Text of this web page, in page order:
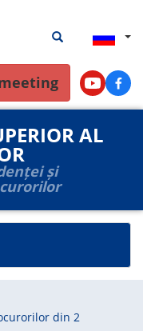
поиска
Результаты
Youtube
AL
și
din 2